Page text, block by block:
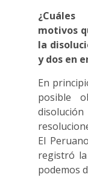
motivos
la
y dos en
En
posible
disolución
El
registró la
podemos